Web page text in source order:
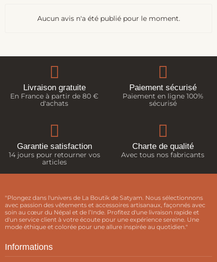
Aucun avis n'a été publié pour le moment.
Livraison gratuite
En France à partir de 80 €
d'achats
Paiement sécurisé
Paiement en ligne 100%
sécurisé
Garantie satisfaction
14 jours pour retourner vos
articles
Charte de qualité
Avec tous nos fabricants
"Plongez dans l'univers de La Boutik de Satyam. Nous sélectionnons
avec passion des vêtements et accessoires artisanaux, façonnés avec
soin au cœur du Népal et de l’Inde. Profitez d'une livraison rapide et
d'un service client à votre écoute pour une expérience sereine. Une
mode éthique et colorée pour une allure inspirée au quotidien."
Informations